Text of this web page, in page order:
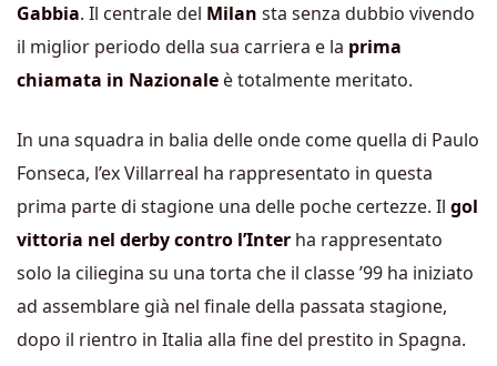
Gabbia. Il centrale del Milan sta senza dubbio vivendo
il miglior periodo della sua carriera e la prima
chiamata in Nazionale è totalmente meritato.
In una squadra in balia delle onde come quella di Paulo
Fonseca, l’ex Villarreal ha rappresentato in questa
prima parte di stagione una delle poche certezze. Il gol
vittoria nel derby contro l’Inter ha rappresentato
solo la ciliegina su una torta che il classe ’99 ha iniziato
ad assemblare già nel finale della passata stagione,
dopo il rientro in Italia alla fine del prestito in Spagna.